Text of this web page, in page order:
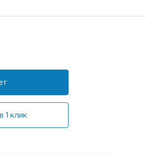
1 клик